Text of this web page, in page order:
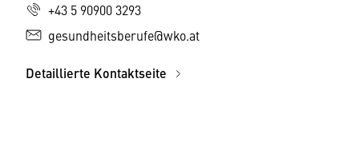
+43 5 90900 3293
gesundheitsberufe@wko.at
Detaillierte Kontaktseite